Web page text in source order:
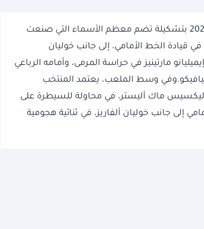
يدخل المنتخب الأرجنتيني مواجهة منتخب مصر في دور الـ16 من كأس العالم 2026 بتشكيلة تضم معظم الأسماء التي صنعت
في قيادة الخط الأمامي، إلى جانب خوليان
مارتينيز في حراسة المرمى، وأمامه الرباعي
وسط الملعب، يعتمد المنتخب
مع أليكسيس ماك أليستر، في محاولة للسيطرة على
إلى جانب خوليان ألفاريز، في ثنائية هجومية